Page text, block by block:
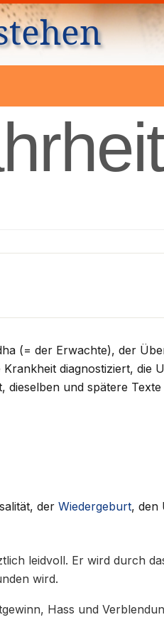
(= der Erwachte), der
diagnostiziert,
dieselben und spätere
der Wiedergeburt, den
leidvoll. Er wird durch
wird.
Hass und